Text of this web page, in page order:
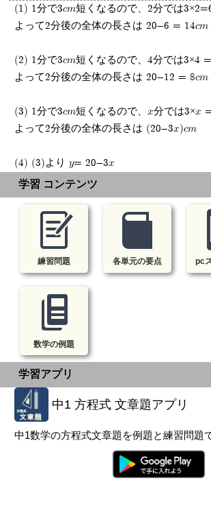
(1) 1分で3cm短くなるので、2分では
よって2分後の全体の長さは 20-6 = 14cm
(2) 1分で3cm短くなるので、4分では3×4 =
よって2分後の全体の長さは 20-12 = 8cm
(3) 1分で3cm短くなるので、x分では3×x
よって2分後の全体の長さは (20-3x)cm
(4) (3)より y= 20-3x
学習 コンテンツ
練習問題 各単元の要点 pc
数学の例題
学習アプリ
中1 方程式 文章題アプリ
中1数学の方程式文章題を例題と練習問題